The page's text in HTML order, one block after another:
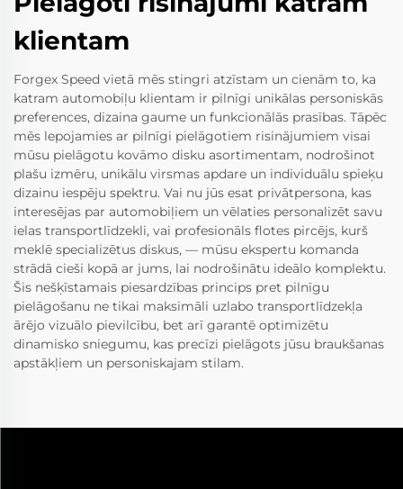
klientam
Forgex Speed vietā mēs stingri atzīstam un cienām to, ka
katram automobiļu klientam ir pilnīgi unikālas personiskās
preferences, dizaina gaume un funkcionālās prasības. Tāpēc
mēs lepojamies ar pilnīgi pielāgotiem risinājumiem visai
mūsu pielāgotu kovāmo disku asortimentam, nodrošinot
plašu izmēru, unikālu virsmas apdare un individuālu spieķu
dizainu iespēju spektru. Vai nu jūs esat privātpersona, kas
interesējas par automobiļiem un vēlaties personalizēt savu
ielas transportlīdzekli, vai profesionāls flotes pircējs, kurš
meklē specializētus diskus, — mūsu ekspertu komanda
strādā cieši kopā ar jums, lai nodrošinātu ideālo komplektu.
Šis nešķīstamais piesardzības princips pret pilnīgu
pielāgošanu ne tikai maksimāli uzlabo transportlīdzekļa
ārējo vizuālo pievilcību, bet arī garantē optimizētu
dinamisko sniegumu, kas precīzi pielāgots jūsu braukšanas
apstākļiem un personiskajam stilam.